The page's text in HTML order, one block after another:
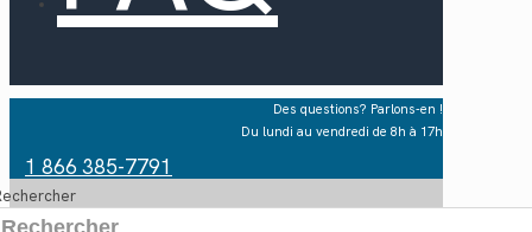
Des questions? Parlons-en !
Du lundi au vendredi de 8h à 17h
1 866 385-7791